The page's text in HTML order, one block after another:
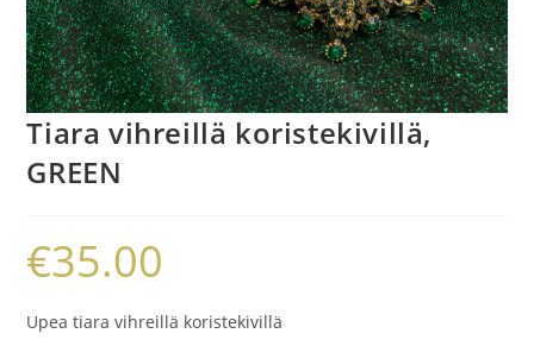
Tiara vihreillä koristekivillä,
GREEN
€35.00
Upea tiara vihreillä koristekivillä